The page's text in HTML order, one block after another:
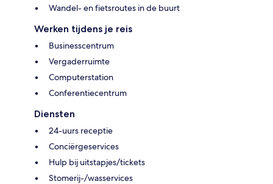
Wandel- en fietsroutes in de buurt
Werken tijdens je reis
Businesscentrum
Vergaderruimte
Computerstation
Conferentiecentrum
Diensten
24-uurs receptie
Conciërgeservices
Hulp bij uitstapjes/tickets
Stomerij-/wasservices